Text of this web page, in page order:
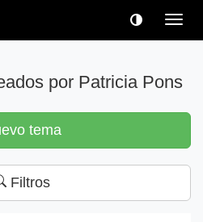
por Patricia Pons
tema
Filtros